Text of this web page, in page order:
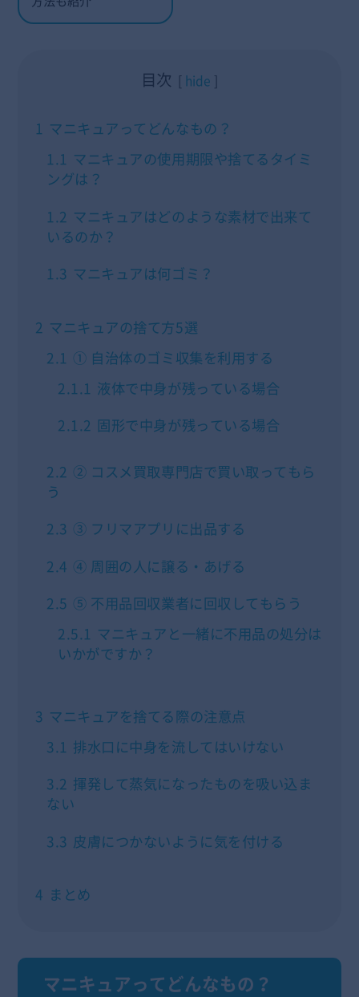
目次 hide
1 マニキュアってどんなもの？
1.1 マニキュアの使用期限や捨てるタイミ
ングは？
1.2 マニキュアはどのような素材で出来て
いるのか？
1.3 マニキュアは何ゴミ？
2 マニキュアの捨て方5選
2.1 ① 自治体のゴミ収集を利用する
2.1.1 液体で中身が残っている場合
2.1.2 固形で中身が残っている場合
2.2 ② コスメ買取専門店で買い取ってもら
う
2.3 ③ フリマアプリに出品する
2.4 ④ 周囲の人に譲る・あげる
2.5 ⑤ 不用品回収業者に回収してもらう
2.5.1 マニキュアと一緒に不用品の処分は
いかがですか？
3 マニキュアを捨てる際の注意点
3.1 排水口に中身を流してはいけない
3.2 揮発して蒸気になったものを吸い込ま
ない
3.3 皮膚につかないように気を付ける
4 まとめ
マニキュアってどんなもの？